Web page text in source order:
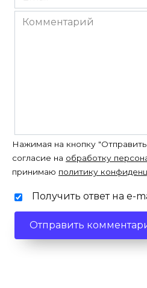
*
Комментарий
Нажимая на кнопку
согласие на обработку
принимаю политику
Получить ответ на e-